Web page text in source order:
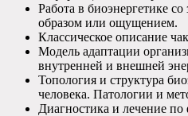
Работа в биоэнергетике
образом или ощущением.
Классическое описание
Модель адаптации
внутренней и внешней
Топология и структура
человека. Патологии и
Диагностика и лечение